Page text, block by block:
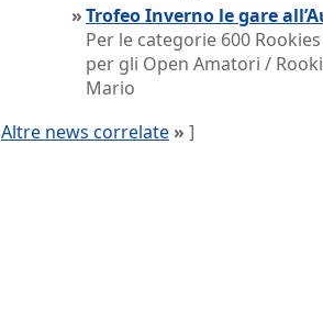
»Trofeo Inverno le gare
Per le categorie 600
per gli Open Amatori /
Mario
Altre news correlate » ]